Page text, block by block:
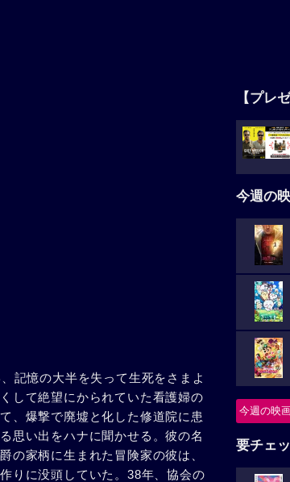
記憶の大半を失って生死をさまよ
して絶望にかられていた看護婦の
、爆撃で廃墟と化した修道院に患
思い出をハナに聞かせる。彼の名
の家柄に生まれた冒険家の彼は、
りに没頭していた。38年、協会の
【プレ
今週の
今週の映
要チェ